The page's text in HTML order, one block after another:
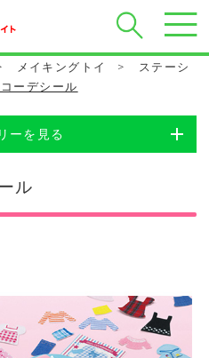
メイキングトイ >
ステーシ
ーデシール
ーを見る
ル